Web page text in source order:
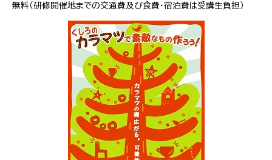
無料（研修開催地までの交通費及び食費・宿泊費は受講生負担）